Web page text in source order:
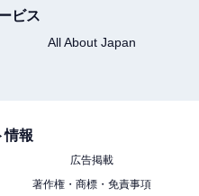
ビス
All About Japan
情報
広告掲載
著作権・商標・免責事項